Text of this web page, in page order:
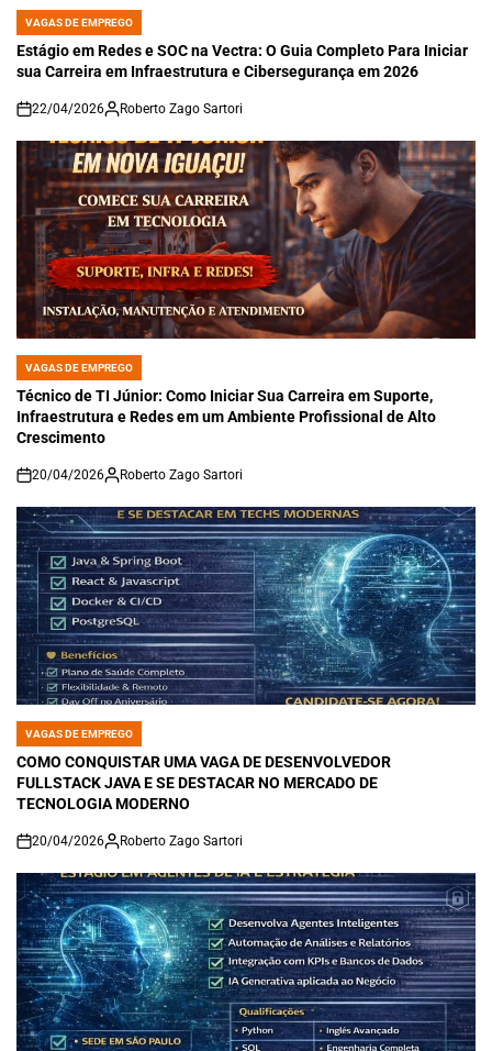
POSTED
IN
VAGAS DE EMPREGO
Estágio em Redes e SOC na Vectra: O Guia Completo Para Iniciar
sua Carreira em Infraestrutura e Cibersegurança em 2026
on
22/04/2026 Roberto Zago Sartori
POSTED
IN
VAGAS DE EMPREGO
Técnico de TI Júnior: Como Iniciar Sua Carreira em Suporte,
Infraestrutura e Redes em um Ambiente Profissional de Alto
Crescimento
on
20/04/2026 Roberto Zago Sartori
POSTED
IN
VAGAS DE EMPREGO
COMO CONQUISTAR UMA VAGA DE DESENVOLVEDOR
FULLSTACK JAVA E SE DESTACAR NO MERCADO DE
TECNOLOGIA MODERNO
on
20/04/2026 Roberto Zago Sartori